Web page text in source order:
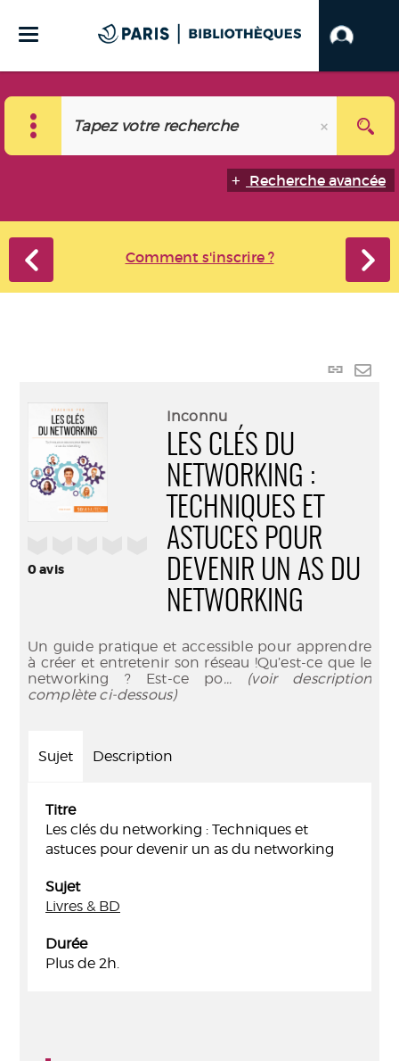
Recherche avancée
Comment s'inscrire ?
Lien
0avis
Inconnu
LES CLÉS DU
NETWORKING :
TECHNIQUES ET
ASTUCES POUR
DEVENIR UN AS DU
NETWORKING
Un guide pratique et accessible pour apprendre
à créer et entretenir son réseau !Qu’est-ce que le
networking ? Est-ce po... (voir description
complète ci-dessous)
Sujet Description
Titre
Les clés du networking : Techniques et
astuces pour devenir un as du networking
Sujet
Livres & BD
Durée
Plus de 2h.